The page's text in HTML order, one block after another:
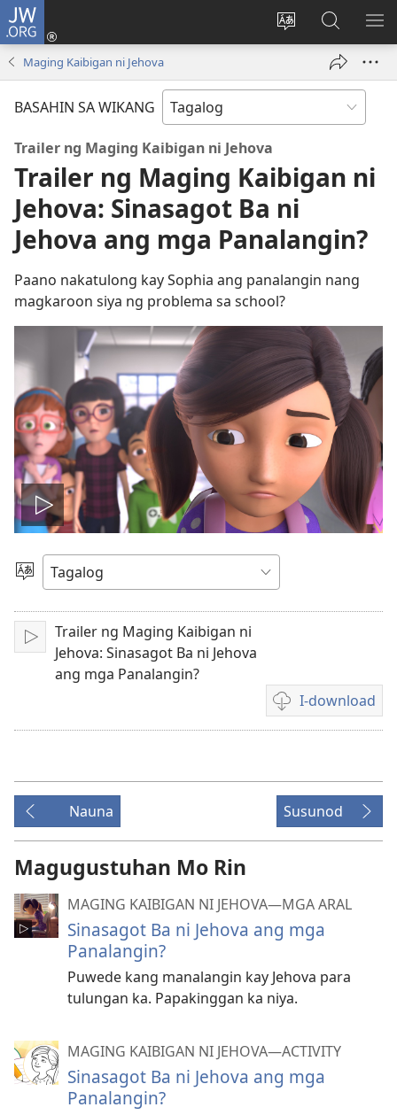
JW.ORG
Baguhin
ng
Mag-
log
bubukas
window)
sa
JW.ORG
Maging Kaibigan ni Jehova
BASAHIN SA WIKANG
Trailer ng Maging Kaibigan ni Jehova
Trailer ng Maging Kaibigan ni
Jehova: Sinasagot Ba ni
Jehova ang mga Panalangin?
Paano nakatulong kay Sophia ang panalangin nang
magkaroon siya ng problema sa school?
I-
play
ang
video
Pumili
Wika
I-
play
Trailer ng Maging Kaibigan ni
Jehova: Sinasagot Ba ni Jehova
ang mga Panalangin?
I-download
Mga
opsiyon
download
ng
video
Nauna Susunod
Magugustuhan Mo Rin
MAGING KAIBIGAN NI JEHOVA—MGA ARAL
Sinasagot Ba ni Jehova ang mga
Panalangin?
Puwede kang manalangin kay Jehova para
tulungan ka. Papakinggan ka niya.
MAGING KAIBIGAN NI JEHOVA—ACTIVITY
Sinasagot Ba ni Jehova ang mga
Panalangin?